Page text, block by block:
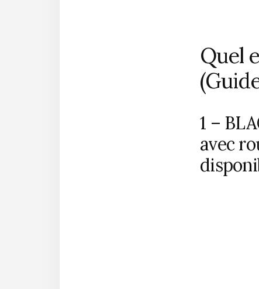
Quel
1 –
avec